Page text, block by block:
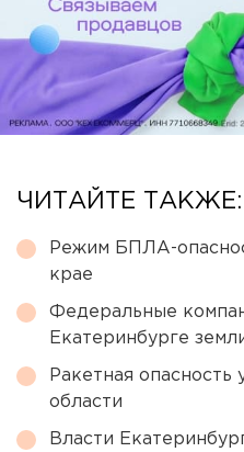
ЧИТАЙТЕ ТАКЖЕ:
Режим БПЛА-
крае
Федеральные
Екатеринбурге
Ракетная опасность
области
Власти